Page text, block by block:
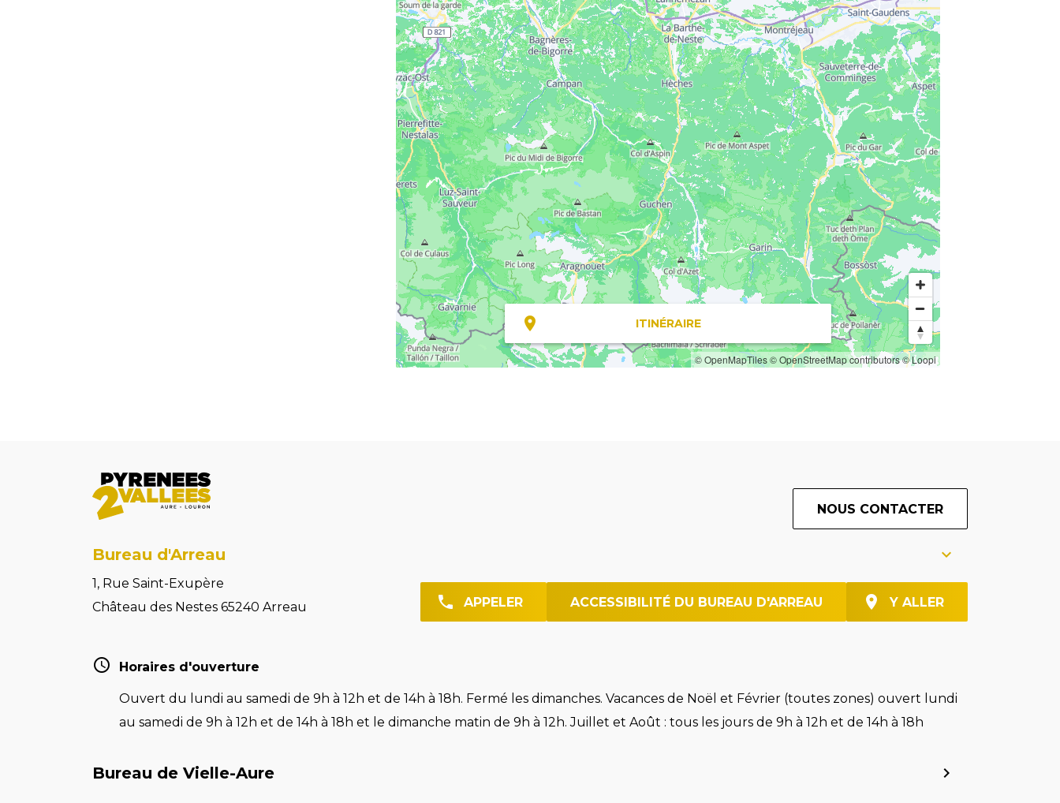
ITINÉRAIRE
© OpenMapTiles© OpenStreetMap contributors© Loopi
NOUS CONTACTER
Bureau d'Arreau
1, Rue Saint-Exupère
Château des Nestes 65240 Arreau
APPELER ACCESSIBILITÉ DU BUREAU D'ARREAU Y ALLER
Horaires d'ouverture
Ouvert du lundi au samedi de 9h à 12h et de 14h à 18h. Fermé les dimanches. Vacances de Noël et Février (toutes zones) ouvert lundi
au samedi de 9h à 12h et de 14h à 18h et le dimanche matin de 9h à 12h. Juillet et Août : tous les jours de 9h à 12h et de 14h à 18h
Bureau de Vielle-Aure